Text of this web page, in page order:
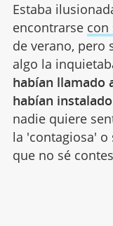
Estaba
encontrarse con
de verano, pero
algo la
habían llamado
habían
nadie quiere
la 'contagiosa' o
que no sé